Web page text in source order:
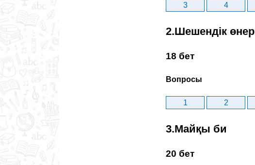
3 4
2.Шешендік өнер
18 бет
Вопросы
1 2
3.Майқы би
20 бет